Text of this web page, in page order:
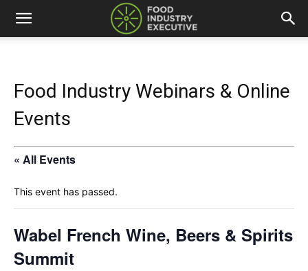
Food Industry Webinars & Online
Events
« All Events
This event has passed.
Wabel French Wine, Beers & Spirits
Summit